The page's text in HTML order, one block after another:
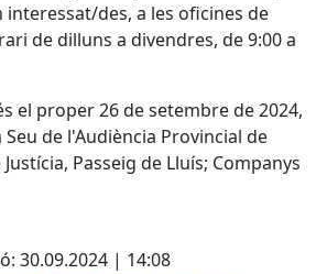
des, a les oficines de
de dilluns a divendres, de 9:00 a
el proper 26 de setembre de 2024,
Seu de l'Audiència Provincial de
Passeig de Lluís; Companys
30.09.2024 | 14:08